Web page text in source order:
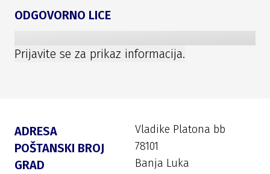
ODGOVORNO LICE
Prijavite se za prikaz informacija.
ADRESA Vladike Platona bb
POŠTANSKI BROJ 78101
GRAD Banja Luka